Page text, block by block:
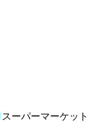
スーパーマーケット